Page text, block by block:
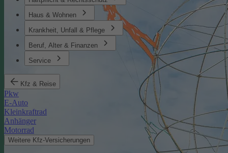
Haus & Wohnen
Krankheit, Unfall & Pflege
Beruf, Alter & Finanzen
Service
Kfz & Reise
Pkw
E-Auto
Kleinkraftrad
Anhänger
Motorrad
Weitere Kfz-Versicherungen